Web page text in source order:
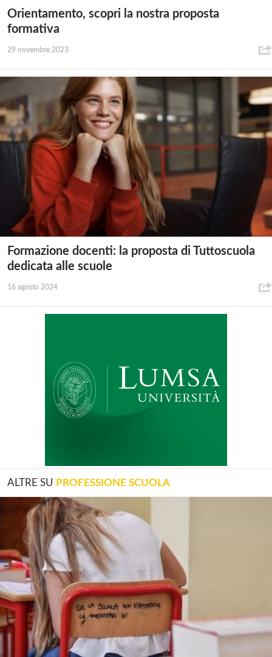
Orientamento, scopri la nostra proposta
formativa
29 novembre 2023
Formazione docenti: la proposta di Tuttoscuola
dedicata alle scuole
16 agosto 2024
ALTRE SU PROFESSIONE SCUOLA